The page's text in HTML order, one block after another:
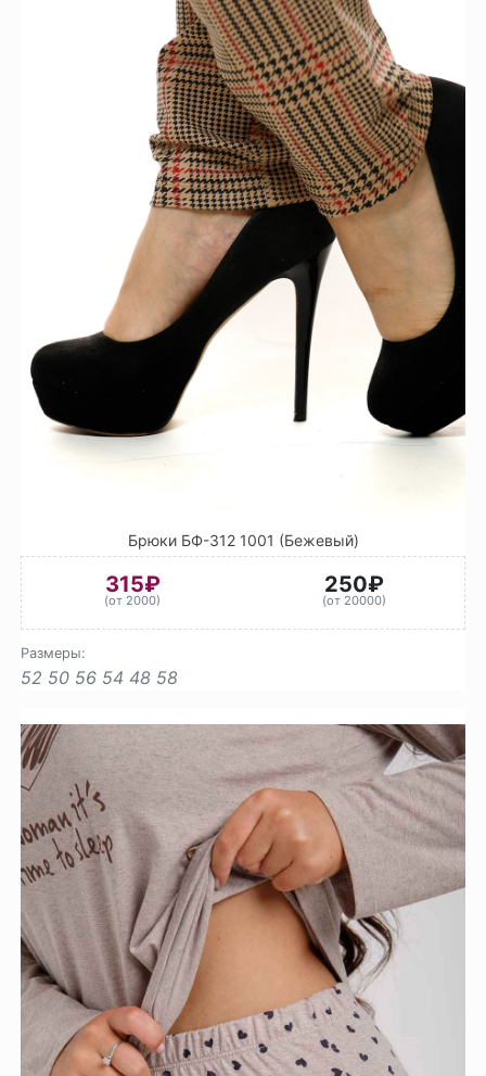
Брюки БФ-312 1001 (Бежевый)
315₽
(от 2000)
250₽
(от 20000)
Размеры:
52 50 56 54 48 58